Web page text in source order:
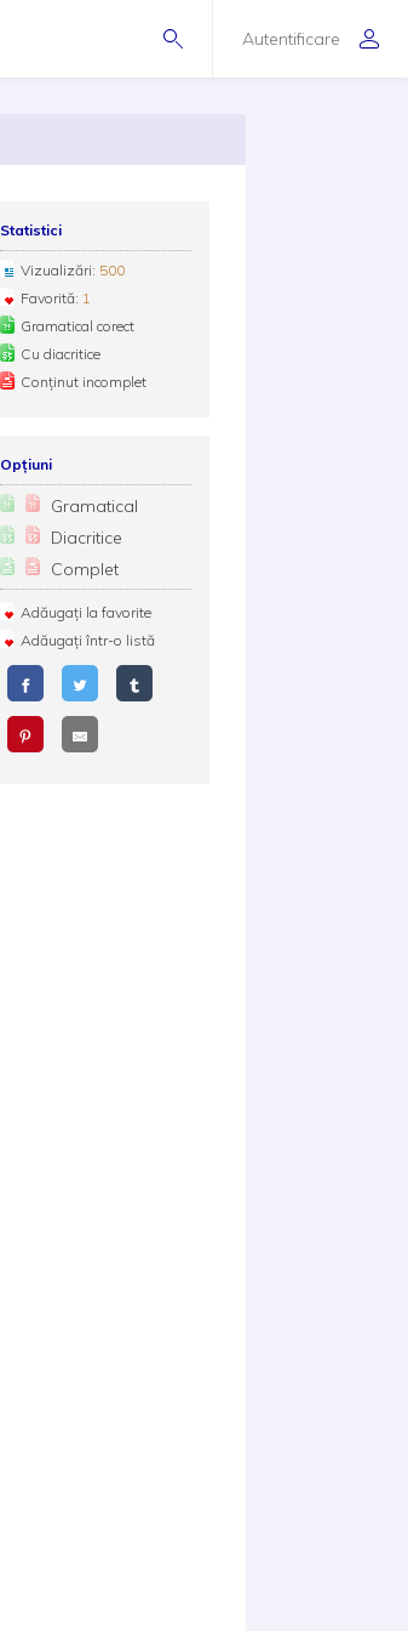
Autentificare
Statistici
Vizualizări: 500
Favorită: 1
Gramatical corect
Cu diacritice
Conținut incomplet
Opțiuni
Gramatical
Diacritice
Complet
Adăugați la favorite
Adăugați într-o listă